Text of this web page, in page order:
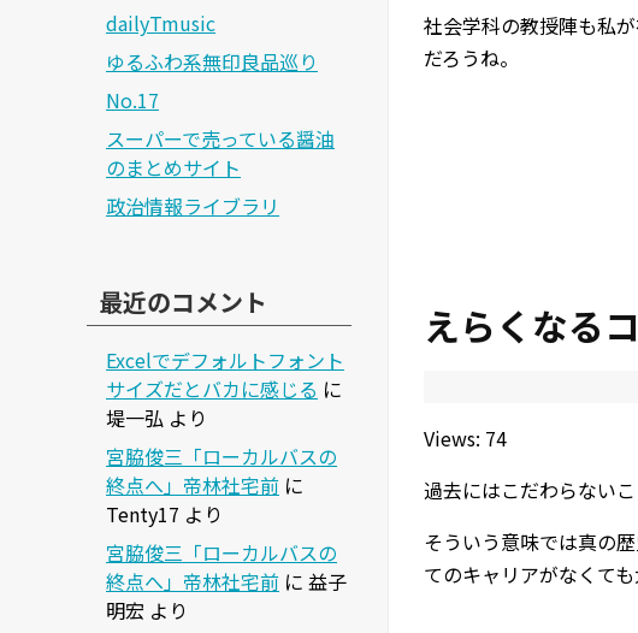
社会学科の教授陣も私
だろうね。
えらくなる
Views: 74
過去にはこだわらない
そういう意味では真の
てのキャリアがなくて
dailyTmusic
ゆるふわ系無印良品巡り
No.17
スーパーで売っている醤油
のまとめサイト
政治情報ライブラリ
最近のコメント
Excelでデフォルトフォント
サイズだとバカに感じる に
堤一弘 より
宮脇俊三「ローカルバスの
終点へ」帝林社宅前 に
Tenty17 より
宮脇俊三「ローカルバスの
終点へ」帝林社宅前 に 益子
明宏 より